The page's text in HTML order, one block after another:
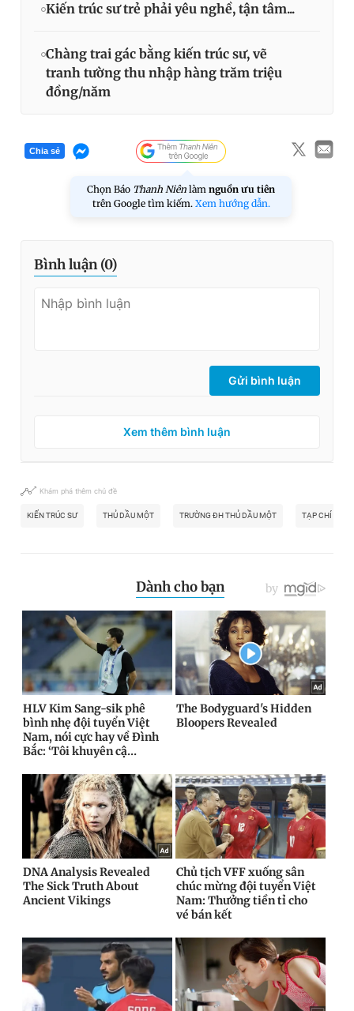
Kiến trúc sư trẻ phải yêu nghề, tận tâm...
Chàng trai gác bằng kiến trúc sư, vẽ
tranh tường thu nhập hàng trăm triệu
đồng/năm
Chia sẻ
Chọn Báo Thanh Niên làm nguồn ưu tiên
trên Google tìm kiếm. Xem hướng dẫn.
Bình luận (0)
Gửi bình luận
Xem thêm bình luận
Khám phá thêm chủ đề
KIẾN TRÚC SƯ THỦ DẦU MỘT TRƯỜNG ĐH THỦ DẦU MỘT TẠP CHÍ XÂY